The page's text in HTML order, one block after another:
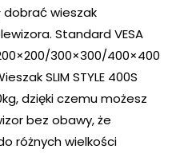
wieszak
Standard VESA
300×300/400×400
SLIM STYLE 400S
dzięki czemu możesz
bez obawy, że
różnych wielkości